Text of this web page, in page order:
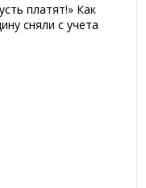
платят!» Как
сняли с учета